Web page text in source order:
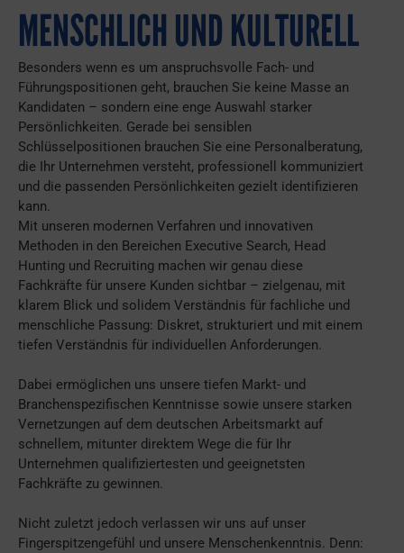
MENSCHLICH UND KULTURELL
Besonders wenn es um anspruchsvolle Fach- und
Führungspositionen geht, brauchen Sie keine Masse an
Kandidaten – sondern eine enge Auswahl starker
Persönlichkeiten. Gerade bei sensiblen
Schlüsselpositionen brauchen Sie eine Personalberatung,
die Ihr Unternehmen versteht, professionell kommuniziert
und die passenden Persönlichkeiten gezielt identifizieren
kann.
Mit unseren modernen Verfahren und innovativen
Methoden in den Bereichen Executive Search, Head
Hunting und Recruiting machen wir genau diese
Fachkräfte für unsere Kunden sichtbar – zielgenau, mit
klarem Blick und solidem Verständnis für fachliche und
menschliche Passung: Diskret, strukturiert und mit einem
tiefen Verständnis für individuellen Anforderungen.
Dabei ermöglichen uns unsere tiefen Markt- und
Branchenspezifischen Kenntnisse sowie unsere starken
Vernetzungen auf dem deutschen Arbeitsmarkt auf
schnellem, mitunter direktem Wege die für Ihr
Unternehmen qualifiziertesten und geeignetsten
Fachkräfte zu gewinnen.
Nicht zuletzt jedoch verlassen wir uns auf unser
Fingerspitzengefühl und unsere Menschenkenntnis. Denn: